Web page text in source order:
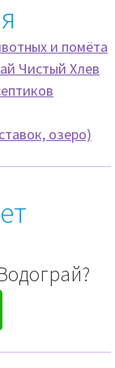
ямы,
и помёта
Чистый Хлев
озеро)